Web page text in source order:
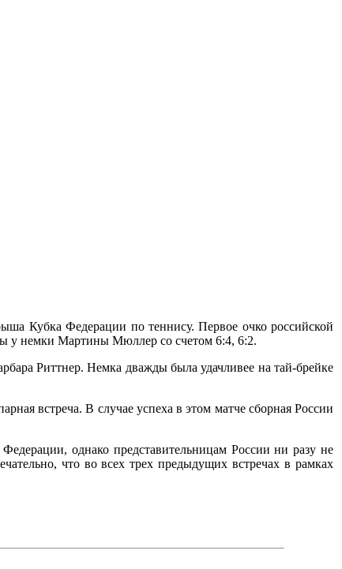
Кубка Федерации по теннису. Первое очко российской
у немки Мартины Мюллер со счетом 6:4, 6:2.
Риттнер. Немка дважды была удачливее на тай-брейке
встреча. В случае успеха в этом матче сборная России
однако представительницам России ни разу не
что во всех трех предыдущих встречах в рамках